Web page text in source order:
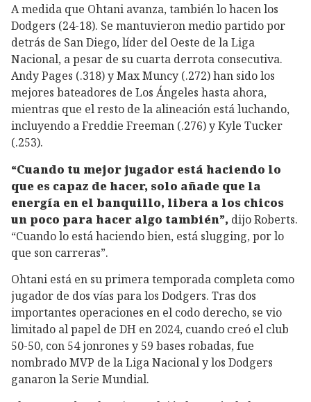
A medida que Ohtani avanza, también lo hacen los
Dodgers (24-18). Se mantuvieron medio partido por
detrás de San Diego, líder del Oeste de la Liga
Nacional, a pesar de su cuarta derrota consecutiva.
Andy Pages (.318) y Max Muncy (.272) han sido los
mejores bateadores de Los Ángeles hasta ahora,
mientras que el resto de la alineación está luchando,
incluyendo a Freddie Freeman (.276) y Kyle Tucker
(.253).
“Cuando tu mejor jugador está haciendo lo
que es capaz de hacer, solo añade que la
energía en el banquillo, libera a los chicos
un poco para hacer algo también”, dijo Roberts.
“Cuando lo está haciendo bien, está slugging, por lo
que son carreras”.
Ohtani está en su primera temporada completa como
jugador de dos vías para los Dodgers. Tras dos
importantes operaciones en el codo derecho, se vio
limitado al papel de DH en 2024, cuando creó el club
50-50, con 54 jonrones y 59 bases robadas, fue
nombrado MVP de la Liga Nacional y los Dodgers
ganaron la Serie Mundial.